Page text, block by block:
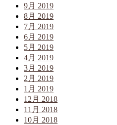
9月 2019
8月 2019
7月 2019
6月 2019
5月 2019
4月 2019
3月 2019
2月 2019
1月 2019
12月 2018
11月 2018
10月 2018